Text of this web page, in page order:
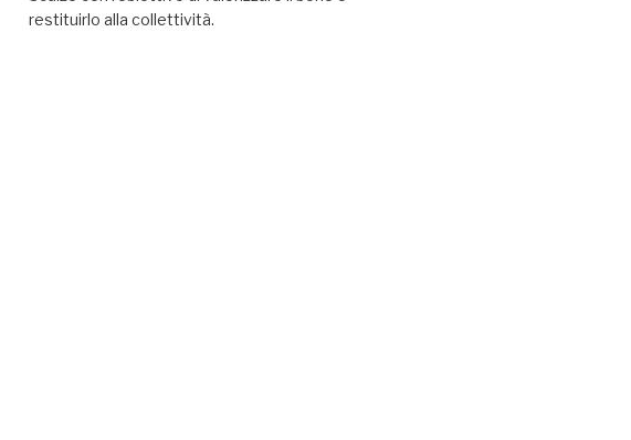
restituirlo alla collettività.